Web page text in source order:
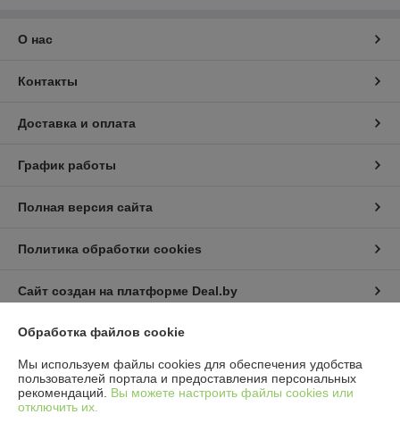
О нас
Контакты
Доставка и оплата
График работы
Полная версия сайта
Политика обработки cookies
Сайт создан на платформе Deal.by
Юридическое лицо:ИП Пышный Александр Александрович
Минская обл. Пуховичский р-н. п.Дружный ул.Шамановского д.35 кв.56
Обработка файлов cookie
Мы используем файлы cookies для обеспечения удобства
пользователей портала и предоставления персональных
рекомендаций. Вы можете настроить файлы cookies или
отключить их.